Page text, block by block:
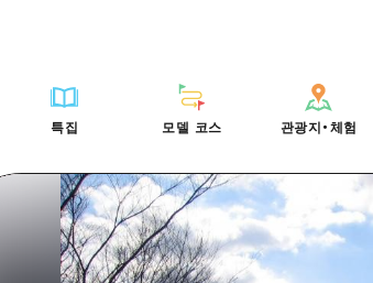
특집
사이클링 배움과 체험
기준
모델 코스
공식 가이드
히로시마시 주변
아키(安芸)
관광지・체험
목록
히로시마시 주변
HIROSHIMA
외국인 여행자용
기준
역사/문화
자연
Travel
아키(安芸)
빈고(備後)
게이호쿠(芸北)
미야지마(宮島) 주변
야마구치(山口)현 동부
반
히로시마시 주변
아키(安芸)
비북(備北)
게이호쿠(芸北)
미야지마(宮島) 주변
외국인 여행자용 거리 관광안내소
자원봉사 가이드
자주 묻는 질문
재해가
관광 안내